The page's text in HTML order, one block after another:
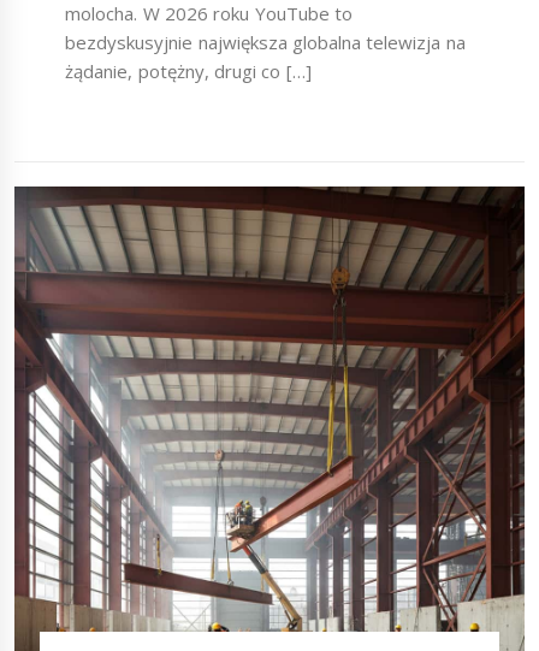
molocha. W 2026 roku YouTube to
bezdyskusyjnie największa globalna telewizja na
żądanie, potężny, drugi co […]